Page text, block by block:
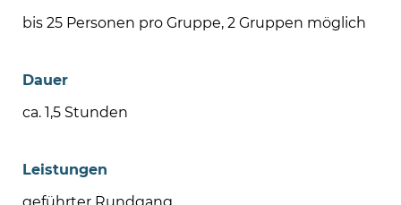
bis 25 Personen pro Gruppe, 2 Gruppen möglich
Dauer
ca. 1,5 Stunden
Leistungen
geführter Rundgang